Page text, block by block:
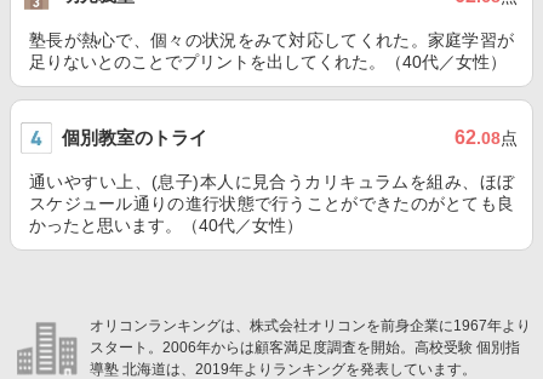
塾長が熱心で、個々の状況をみて対応してくれた。家庭学習が
足りないとのことでプリントを出してくれた。（40代／女性）
個別教室のトライ 62.08点
通いやすい上、(息子)本人に見合うカリキュラムを組み、ほぼ
スケジュール通りの進行状態で行うことができたのがとても良
かったと思います。（40代／女性）
オリコンランキングは、株式会社オリコンを前身企業に1967年より
スタート。2006年からは顧客満足度調査を開始。高校受験 個別指
導塾 北海道は、2019年よりランキングを発表しています。